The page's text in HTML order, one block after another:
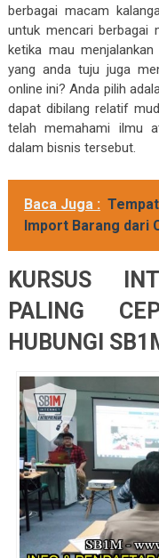
berbagai macam
untuk mencari berbagai
ketika mau menjalankan
yang anda tuju juga
online ini? Anda pilih
dapat dibilang relatif
telah memahami ilmu
dalam bisnis tersebut.
Baca Juga :
Import Barang dari
KURSUS
PALING
HUBUNGI